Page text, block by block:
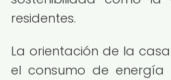
residentes.
La orientación de la
el consumo de